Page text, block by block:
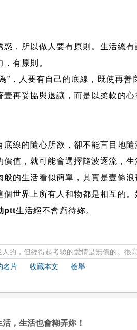
所以做人要有原則。生活總有
有原則。
人要有自己的底線，既使再善
妥協與退讓，而是以柔軟的心
的隨心所欲，卻不能盲目地隨
，就可能會選擇隨波逐流，生
生活看似簡單，其實是壹條浪
界上所有人和物都是相互的。
ptt生活絕不會虧待妳。
的，但經得起考驗的愛情是無價的。很
名片 收藏本文 檢舉
，生活也會糊弄妳！